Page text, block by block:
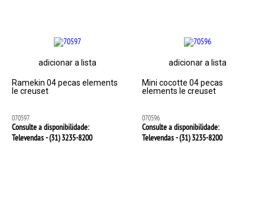
adicionar a lista
Ramekin 04 pecas elements
le creuset
070597
Consulte a disponibilidade:
Televendas - (31)3235-8200
adicionar a lista
Mini cocotte 04 pecas
elements le creuset
070596
Consulte a disponibilidade:
Televendas - (31)3235-8200